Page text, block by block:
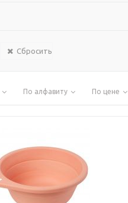
Сбросить
По алфавиту По цене